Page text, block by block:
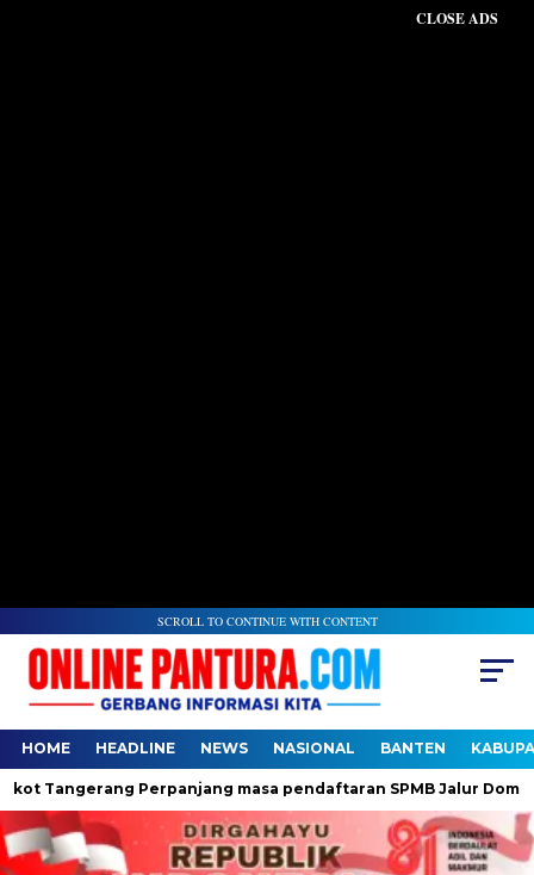
CLOSE ADS
SCROLL TO CONTINUE WITH CONTENT
HOME HEADLINE NEWS NASIONAL BANTEN
Perpanjang masa pendaftaran SPMB Jalur Domisili